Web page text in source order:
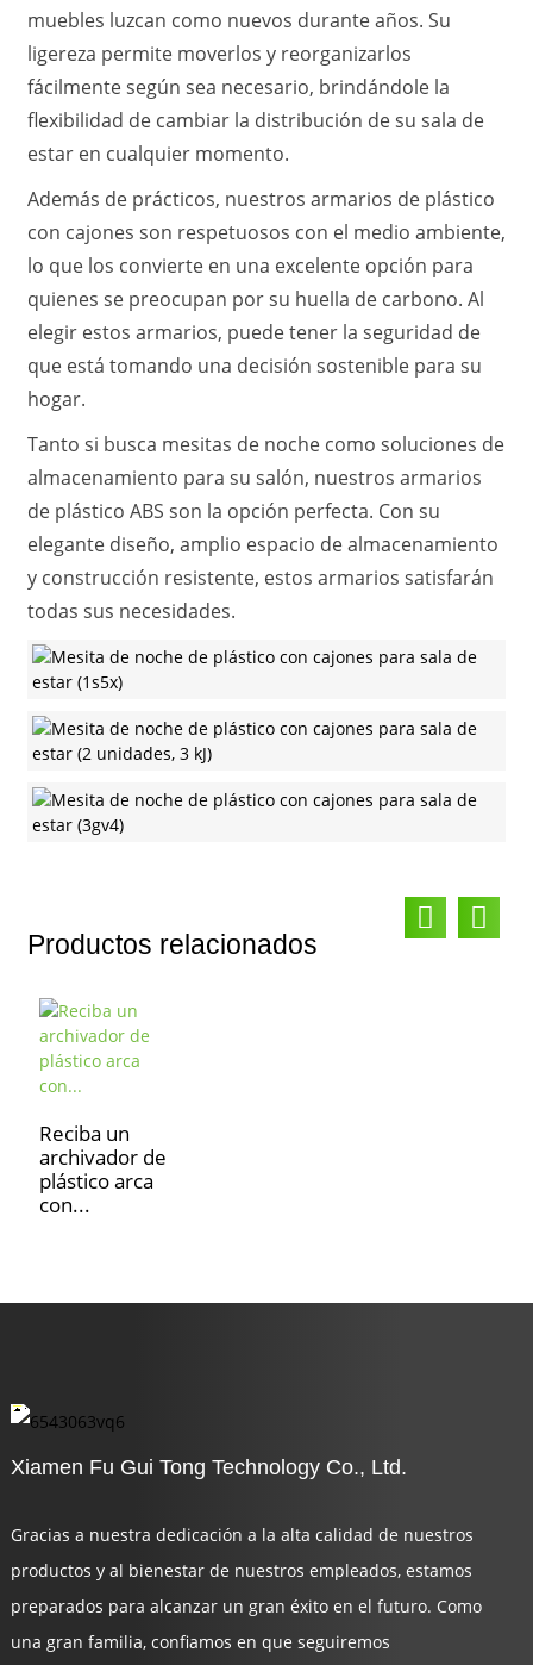
muebles luzcan como nuevos durante años. Su
ligereza permite moverlos y reorganizarlos
fácilmente según sea necesario, brindándole la
flexibilidad de cambiar la distribución de su sala de
estar en cualquier momento.
Además de prácticos, nuestros armarios de plástico
con cajones son respetuosos con el medio ambiente,
lo que los convierte en una excelente opción para
quienes se preocupan por su huella de carbono. Al
elegir estos armarios, puede tener la seguridad de
que está tomando una decisión sostenible para su
hogar.
Tanto si busca mesitas de noche como soluciones de
almacenamiento para su salón, nuestros armarios
de plástico ABS son la opción perfecta. Con su
elegante diseño, amplio espacio de almacenamiento
y construcción resistente, estos armarios satisfarán
todas sus necesidades.
Productos relacionados
Reciba un
archivador de
plástico arca
con...
Xiamen Fu Gui Tong Technology Co., Ltd.
Gracias a nuestra dedicación a la alta calidad de nuestros
productos y al bienestar de nuestros empleados, estamos
preparados para alcanzar un gran éxito en el futuro. Como
una gran familia, confiamos en que seguiremos